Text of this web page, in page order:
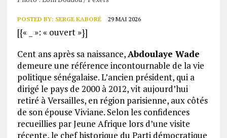
POSTED BY: SERGE KABORÉ 29 MAI 2026
[{« _ »: « ouvert »}]
Cent ans après sa naissance,Abdoulaye Wade
demeure une référence incontournable de la vie
politique sénégalaise. L’ancien président, qui a
dirigé le pays de 2000 à 2012, vit aujourd’hui
retiré à Versailles, en région parisienne, aux côtés
de son épouse Viviane. Selon les confidences
recueillies par Jeune Afrique lors d’une visite
récente, le chef historique du Parti démocratique